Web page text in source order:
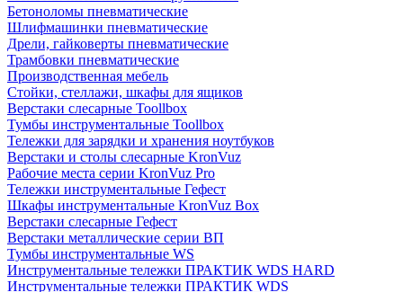
Бетоноломы пневматические
Шлифмашинки пневматические
Дрели, гайковерты пневматические
Трамбовки пневматические
Производственная мебель
Стойки, стеллажи, шкафы для ящиков
Верстаки слесарные Toollbox
Тумбы инструментальные Toollbox
Тележки для зарядки и хранения ноутбуков
Верстаки и столы слесарные KronVuz
Рабочие места серии KronVuz Pro
Тележки инструментальные Гефест
Шкафы инструментальные KronVuz Box
Верстаки слесарные Гефест
Верстаки металлические серии ВП
Тумбы инструментальные WS
Инструментальные тележки ПРАКТИК WDS HARD
Инструментальные тележки ПРАКТИК WDS